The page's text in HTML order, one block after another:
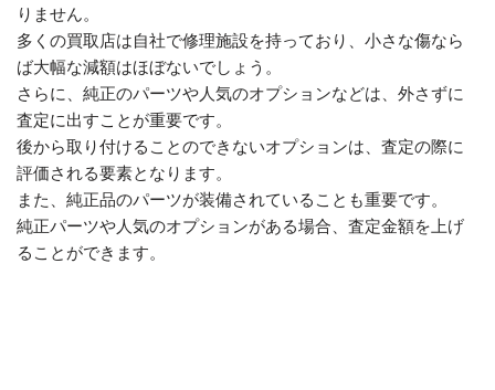
りません。
多くの買取店は自社で修理施設を持っており、小さな傷なら
ば大幅な減額はほぼないでしょう。
さらに、純正のパーツや人気のオプションなどは、外さずに
査定に出すことが重要です。
後から取り付けることのできないオプションは、査定の際に
評価される要素となります。
また、純正品のパーツが装備されていることも重要です。
純正パーツや人気のオプションがある場合、査定金額を上げ
ることができます。